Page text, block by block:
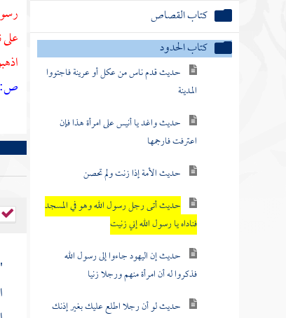
كتاب القصاص
كتاب الحدود
حديث قدم ناس من عكل أو عرينة فاجتووا
المدينة
حديث واغد يا أنيس على امرأة هذا فإن
اعترفت فارجمها
حديث الأمة إذا زنت ولم تحصن
حديث أتى رجل رسول الله وهو في المسجد
فناداه يا رسول الله إني زنيت
حديث إن اليهود جاءوا إلى رسول الله
فذكروا له أن امرأة منهم ورجلا زنيا
حديث لو أن رجلا اطلع عليك بغير إذنك
ص: